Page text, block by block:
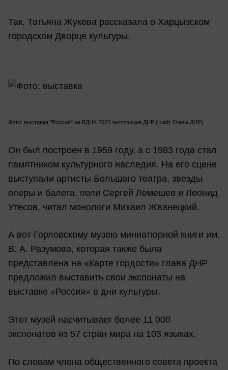
Так, Татьяна Жукова рассказала о Харцызском
городском Дворце культуры.
Фото: выставка "Россия" на ВДНХ 2023 экспозиция ДНР ( сайт Главы ДНР)
Он был построен в 1959 году, а с 1983 года стал
памятником культурного наследия. На его сцене
выступали артисты Большого театра, звезды
оперы и балета, пели Сергей Лемешев и Леонид
Утесов, читал монологи Михаил Жванецкий.
А вот Горловскому музею миниатюрной книги им.
В. А. Разумова, которая также была
представлена на «Карте гордости» глава ДНР
предложил выставить свои экспонаты на
выставке «Россия» в дни культуры.
Этот музей насчитывает более 11 000
экспонатов из 57 стран мира на 103 языках.
По словам члена общественного совета проекта